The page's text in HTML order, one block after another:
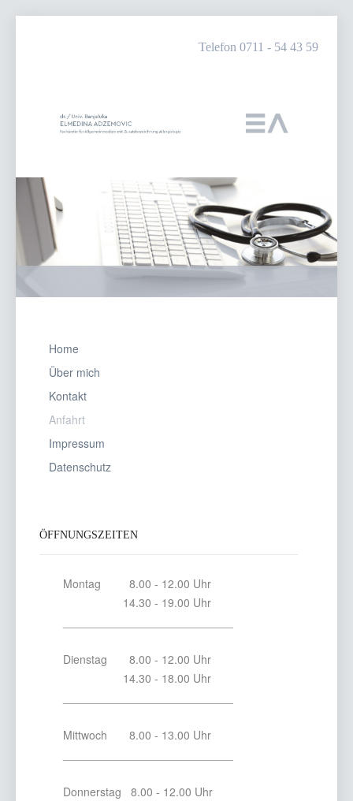
Telefon 0711 - 54 43 59
Home
Über mich
Kontakt
Anfahrt
Impressum
Datenschutz
ÖFFNUNGSZEITEN
Montag 8.00 - 12.00 Uhr
14.30 - 19.00 Uhr
Dienstag 8.00 - 12.00 Uhr
14.30 - 18.00 Uhr
Mittwoch 8.00 - 13.00 Uhr
Donnerstag 8.00 - 12.00 Uhr